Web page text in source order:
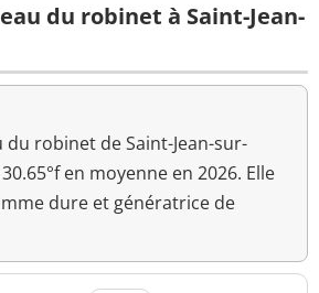
<1 n/(100mL) <=0 n/(100mL)
du robinet à Saint-Jean-
du robinet de Saint-Jean-sur-
en moyenne en 2026. Elle
dure et génératrice de